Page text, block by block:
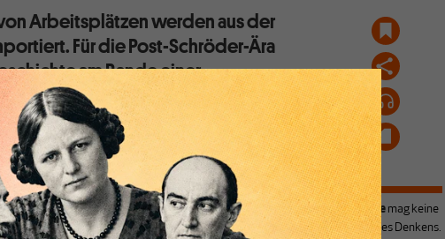
Arbeitsplätzen werden aus der
Für die Post-Schröder-Ära
am Rande einer
Zeitungsnotiz vor Jahrzehnten, dass die
Dollar ausgibt, wenn sie auf
ich nie habe lesen können ist, dass
Menschen jeden Tag einen
wenn sie für ihre alltäglichen
Cornelius Gelpkemag keine
schmalen Pfade des Denkens.